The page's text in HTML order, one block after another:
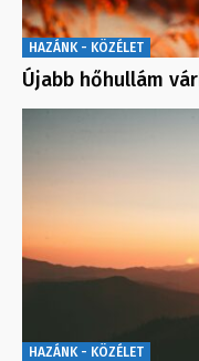
HAZÁNK - KÖZÉLET
Újabb hőhullám
HAZÁNK - KÖZÉLET